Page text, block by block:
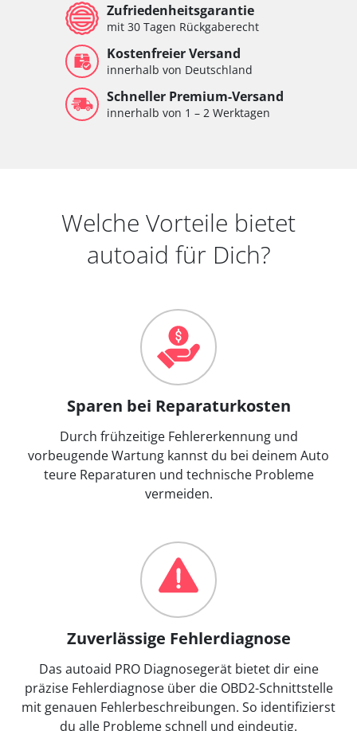
Zufriedenheitsgarantie
mit 30 Tagen Rückgaberecht
Kostenfreier Versand
innerhalb von Deutschland
Schneller Premium-Versand
innerhalb von 1 – 2 Werktagen
Welche Vorteile bietet
autoaid für Dich?
Sparen bei Reparaturkosten
Durch frühzeitige Fehlererkennung und
vorbeugende Wartung kannst du bei deinem Auto
teure Reparaturen und technische Probleme
vermeiden.
Zuverlässige Fehlerdiagnose
Das autoaid PRO Diagnosegerät bietet dir eine
präzise Fehlerdiagnose über die OBD2-Schnittstelle
mit genauen Fehlerbeschreibungen. So identifizierst
du alle Probleme schnell und eindeutig.